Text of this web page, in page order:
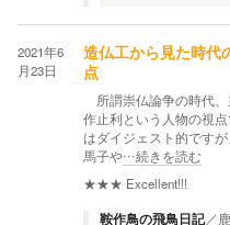
2021年6
月23日
造仏工から見た時代
点
所謂崇仏論争の時代
作止利という人物の視
はダイジェスト的です
馬子や…続きを読む
★★★ Excellent!!!
鞍作鳥の飛鳥日記／